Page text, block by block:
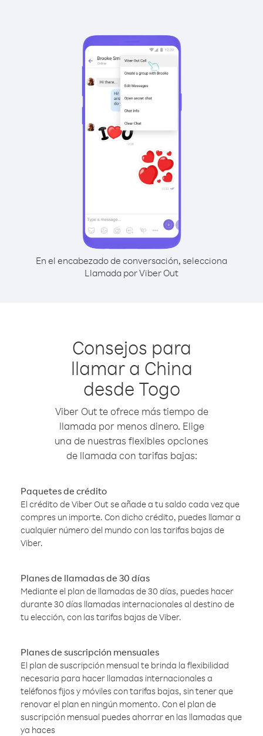
En el encabezado de conversación, selecciona
Llamada por Viber Out
Consejos para
llamar a China
desde Togo
Viber Out te ofrece más tiempo de
llamada por menos dinero. Elige
una de nuestras flexibles opciones
de llamada con tarifas bajas:
Paquetes de crédito
El crédito de Viber Out se añade a tu saldo cada vez que
compres un importe. Con dicho crédito, puedes llamar a
cualquier número del mundo con las tarifas bajas de
Viber.
Planes de llamadas de 30 días
Mediante el plan de llamadas de 30 días, puedes hacer
durante 30 días llamadas internacionales al destino de
tu elección, con las tarifas bajas de Viber.
Planes de suscripción mensuales
El plan de suscripción mensual te brinda la flexibilidad
necesaria para hacer llamadas internacionales a
teléfonos fijos y móviles con tarifas bajas, sin tener que
renovar el plan en ningún momento. Con el plan de
suscripción mensual puedes ahorrar en las llamadas que
ya haces